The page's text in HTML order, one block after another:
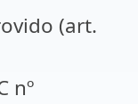
(art.
nº